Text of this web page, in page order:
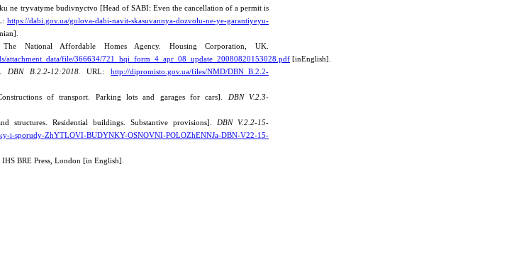
ne tryvatyme budivnyctvo [Head of SABI: Even the cancellation of a permit is
https://dabi.gov.ua/golova-dabi-navit-skasuvannya-dozvolu-ne-ye-garantiyeyu-
National Affordable Homes Agency. Housing Corporation, UK.
attachment_data/file/366634/721_hqi_form_4_apr_08_update_20080820153028.pdf [inEnglish].
DBN B.2.2-12:2018.URL:http://dipromisto.gov.ua/files/NMD/DBN_B.2.2-
of transport. Parking lots and garages for cars].
DBN V.2.3-
Residential buildings. Substantive provisions]. DBN V.2.2-15-
i-sporudy-ZhYTLOVI-BUDYNKY-OSNOVNI-POLOZhENNJa-DBN-V22-15-
BRE Press, London [in English].